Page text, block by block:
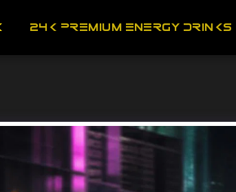
24K­ PREMIUM ENERGY DRINKS